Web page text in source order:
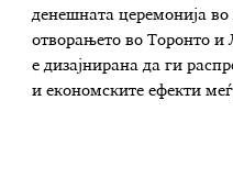
денешната церемонија
отворањето во Торонто и
е дизајнирана да ги
и економските ефекти